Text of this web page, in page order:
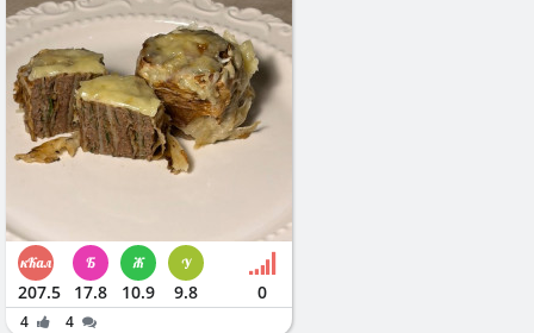
207.5 17.8 10.9 9.8 0
4 4